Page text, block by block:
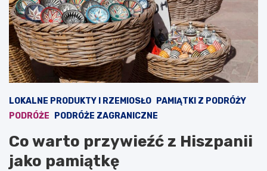
LOKALNE PRODUKTY I RZEMIOSŁO
PAMIĄTKI Z PODRÓŻY
PODRÓŻE
PODRÓŻE ZAGRANICZNE
Co warto przywieźć z Hiszpanii
jako pamiątkę